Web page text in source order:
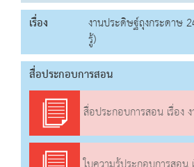
เรื่อง
งานประดิษฐ์ถุงกระดาษ
รู้)
สื่อประกอบการสอน
สื่อประกอบการสอน เรื่อง ง